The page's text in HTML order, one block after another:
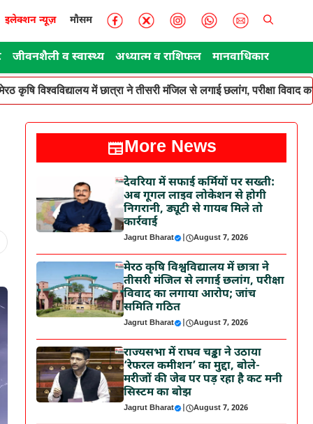
इलेक्शन न्यूज़ मौसम
जीवनशैली व स्वास्थ्य अध्यात्म व राशिफल मानवाधिकार
कृषि विश्वविद्यालय में छात्रा ने तीसरी मंजिल से लगाई छलांग, परीक्षा विवाद
More News
देवरिया में सफाई कर्मियों पर सख्ती:
अब गूगल लाइव लोकेशन से होगी
निगरानी, ड्यूटी से गायब मिले तो
कार्रवाई
Jagrut Bharat | August 7, 2026
मेरठ कृषि विश्वविद्यालय में छात्रा ने
तीसरी मंजिल से लगाई छलांग, परीक्षा
विवाद का लगाया आरोप; जांच
समिति गठित
Jagrut Bharat | August 7, 2026
राज्यसभा में राघव चड्ढा ने उठाया
‘रेफरल कमीशन’ का मुद्दा, बोले-
मरीजों की जेब पर पड़ रहा है कट मनी
सिस्टम का बोझ
Jagrut Bharat | August 7, 2026